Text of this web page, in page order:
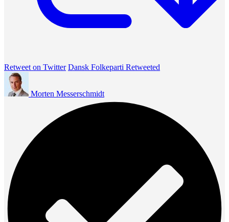
Retweet on Twitter Dansk Folkeparti Retweeted
Morten Messerschmidt